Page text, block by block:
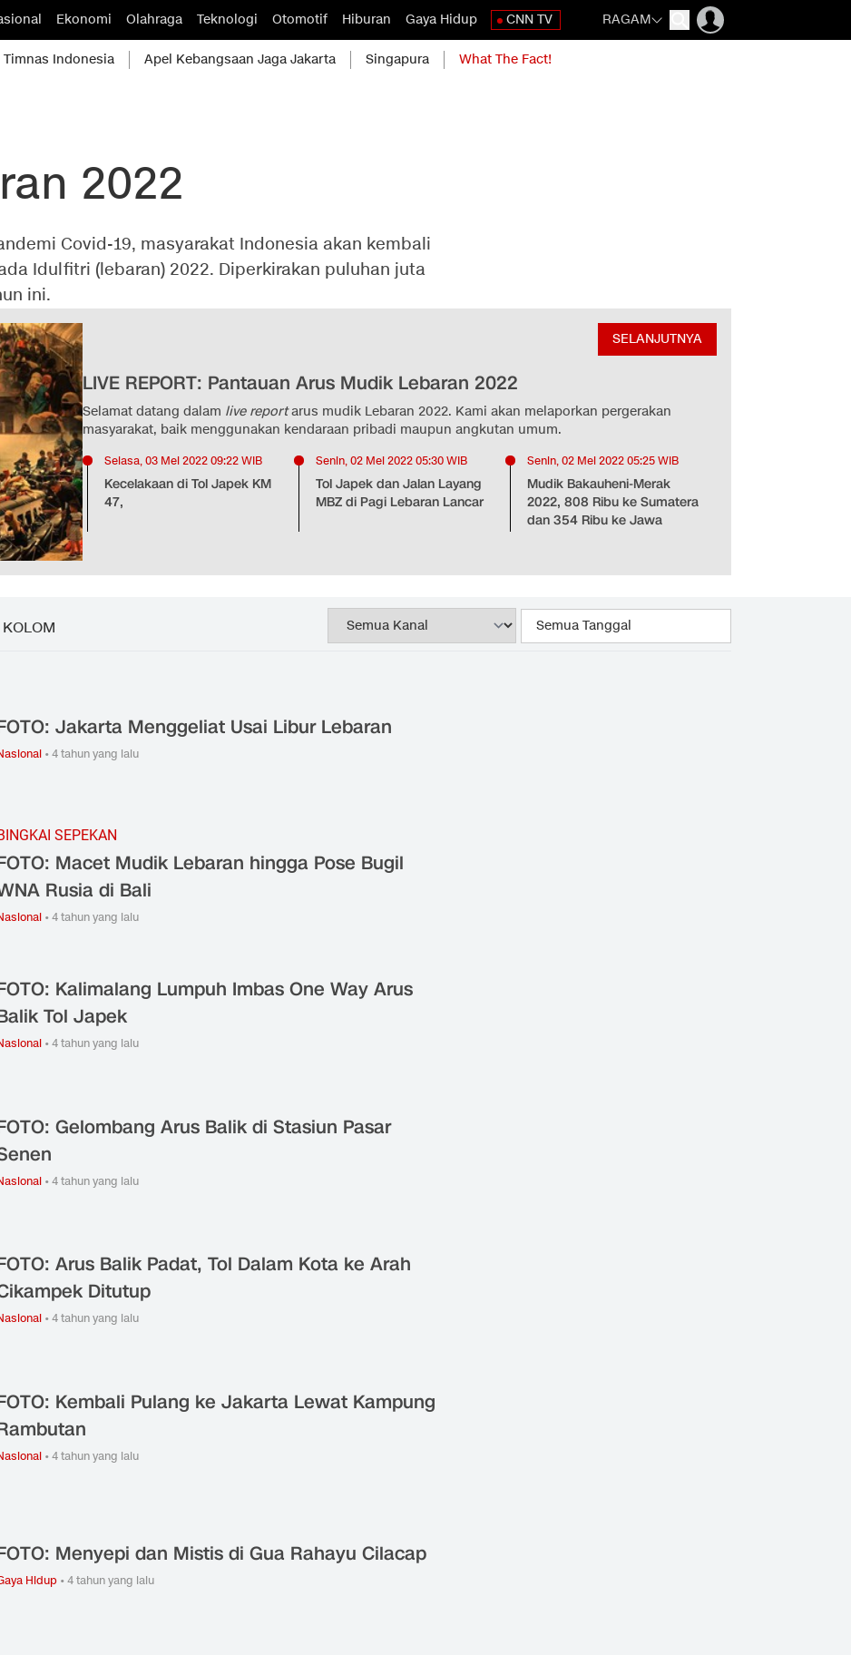
Ekonomi Olahraga Teknologi Otomotif Hiburan Gaya Hidup CNN TV RAGAM
Timnas Indonesia Apel Kebangsaan Jaga Jakarta Singapura What The Fact!
2022
Covid-19, masyarakat Indonesia akan kembali
Idulfitri (lebaran) 2022. Diperkirakan puluhan juta
ini.
SELANJUTNYA
LIVE REPORT: Pantauan Arus Mudik Lebaran 2022
Selamat datang dalam live reportarus mudik Lebaran 2022. Kami akan melaporkan pergerakan
masyarakat, baik menggunakan kendaraan pribadi maupun angkutan umum.
Selasa, 03 Mei 2022 09:22 WIB
Kecelakaan di Tol Japek KM
47,
Senin, 02 Mei 2022 05:30 WIB
Tol Japek dan Jalan Layang
MBZ di Pagi Lebaran Lancar
Senin, 02 Mei 2022 05:25 WIB
Mudik Bakauheni-Merak
2022, 808 Ribu ke Sumatera
dan 354 Ribu ke Jawa
KOLOM
Jakarta Menggeliat Usai Libur Lebaran
•4 tahun yang lalu
SEPEKAN
Macet Mudik Lebaran hingga Pose Bugil
Rusia di Bali
•4 tahun yang lalu
Kalimalang Lumpuh Imbas One Way Arus
Tol Japek
•4 tahun yang lalu
Gelombang Arus Balik di Stasiun Pasar
•4 tahun yang lalu
Arus Balik Padat, Tol Dalam Kota ke Arah
Ditutup
•4 tahun yang lalu
Kembali Pulang ke Jakarta Lewat Kampung
•4 tahun yang lalu
Menyepi dan Mistis di Gua Rahayu Cilacap
Hidup •4 tahun yang lalu